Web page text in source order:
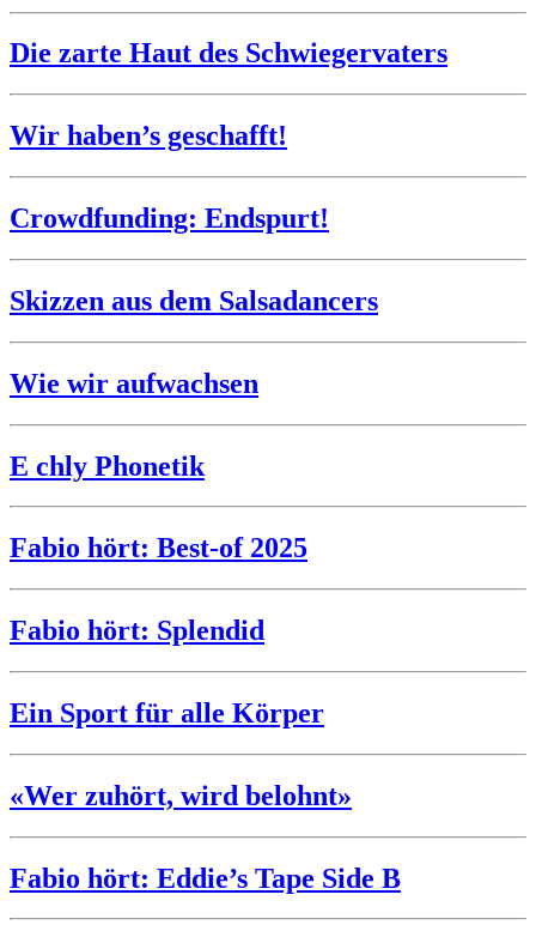
Die zarte Haut des Schwiegervaters
Wir haben’s geschafft!
Crowdfunding: Endspurt!
Skizzen aus dem Salsadancers
Wie wir aufwachsen
E chly Phonetik
Fabio hört: Best-of 2025
Fabio hört: Splendid
Ein Sport für alle Körper
«Wer zuhört, wird belohnt»
Fabio hört: Eddie’s Tape Side B